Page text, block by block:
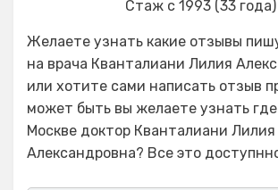
Стаж с 1993 (33 года)
Желаете узнать какие отзывы
на врача Кванталиани Лилия
или хотите сами написать отзыв
может быть вы желаете узнать
Москве доктор Кванталиани Лилия
Александровна? Все это